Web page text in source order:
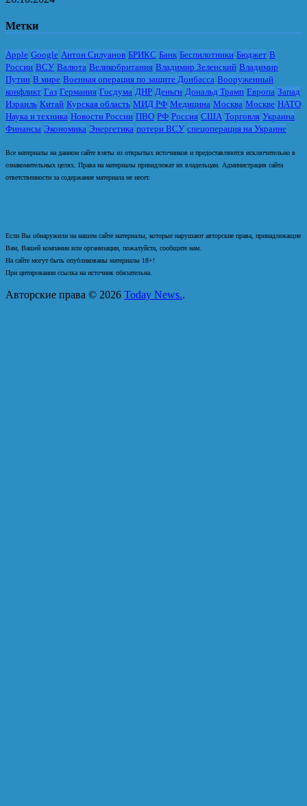
Метки
Apple Google Антон Силуанов БРИКС Банк Беспилотники Бюджет В
России ВСУ Валюта Великобритания Владимир Зеленский Владимир
Путин В мире Военная операция по защите Донбасса Вооруженный
конфликт Газ Германия Госдума ДНР Деньги Дональд Трамп Европа Запад
Израиль Китай Курская область МИД РФ Медицина Москва Москве НАТО
Наука и техника Новости России ПВО РФ Россия США Торговля Украина
Финансы Экономика Энергетика потери ВСУ спецоперация на Украине
Все материалы на данном сайте взяты из открытых источников и предоставляются исключительно в
ознакомительных целях. Права на материалы принадлежат их владельцам. Администрация сайта
ответственности за содержание материала не несет.
Если Вы обнаружили на нашем сайте материалы, которые нарушают авторские права, принадлежащие
Вам, Вашей компании или организации, пожалуйста, сообщите нам.
На сайте могут быть опубликованы материалы 18+!
При цитировании ссылка на источник обязательна.
Авторские права © 2026 Today News..